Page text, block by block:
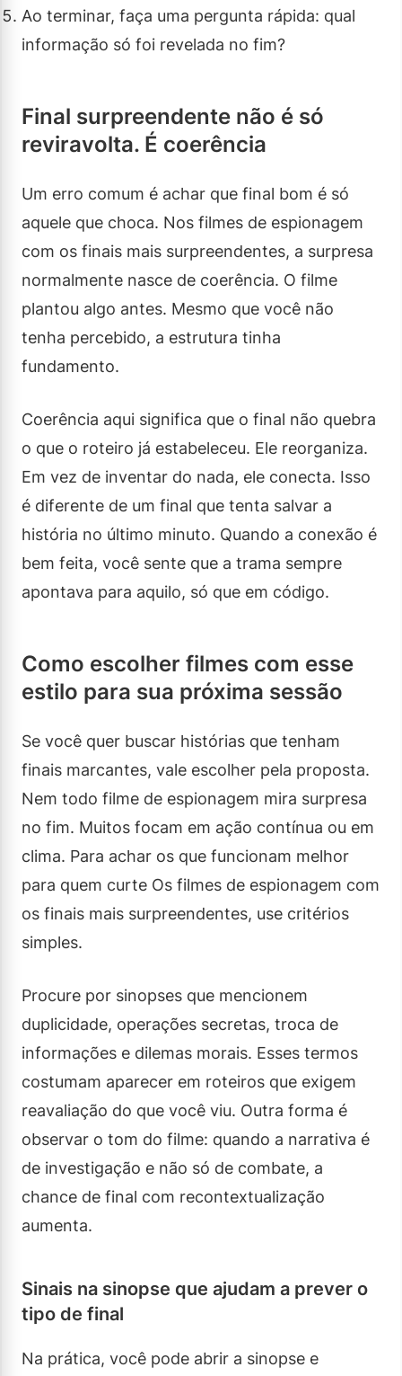
Ao terminar, faça uma pergunta rápida: qual
informação só foi revelada no fim?
Final surpreendente não é só
reviravolta. É coerência
Um erro comum é achar que final bom é só
aquele que choca. Nos filmes de espionagem
com os finais mais surpreendentes, a surpresa
normalmente nasce de coerência. O filme
plantou algo antes. Mesmo que você não
tenha percebido, a estrutura tinha
fundamento.
Coerência aqui significa que o final não quebra
o que o roteiro já estabeleceu. Ele reorganiza.
Em vez de inventar do nada, ele conecta. Isso
é diferente de um final que tenta salvar a
história no último minuto. Quando a conexão é
bem feita, você sente que a trama sempre
apontava para aquilo, só que em código.
Como escolher filmes com esse
estilo para sua próxima sessão
Se você quer buscar histórias que tenham
finais marcantes, vale escolher pela proposta.
Nem todo filme de espionagem mira surpresa
no fim. Muitos focam em ação contínua ou em
clima. Para achar os que funcionam melhor
para quem curte Os filmes de espionagem com
os finais mais surpreendentes, use critérios
simples.
Procure por sinopses que mencionem
duplicidade, operações secretas, troca de
informações e dilemas morais. Esses termos
costumam aparecer em roteiros que exigem
reavaliação do que você viu. Outra forma é
observar o tom do filme: quando a narrativa é
de investigação e não só de combate, a
chance de final com recontextualização
aumenta.
Sinais na sinopse que ajudam a prever o
tipo de final
Na prática, você pode abrir a sinopse e